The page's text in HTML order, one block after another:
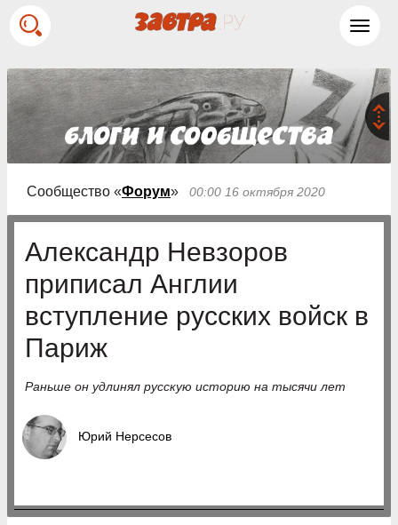
Сообщество «Форум» 00:00 16 октября 2020
Александр Невзоров
приписал Англии
вступление русских войск в
Париж
Раньше он удлинял русскую историю на тысячи лет
Юрий Нерсесов